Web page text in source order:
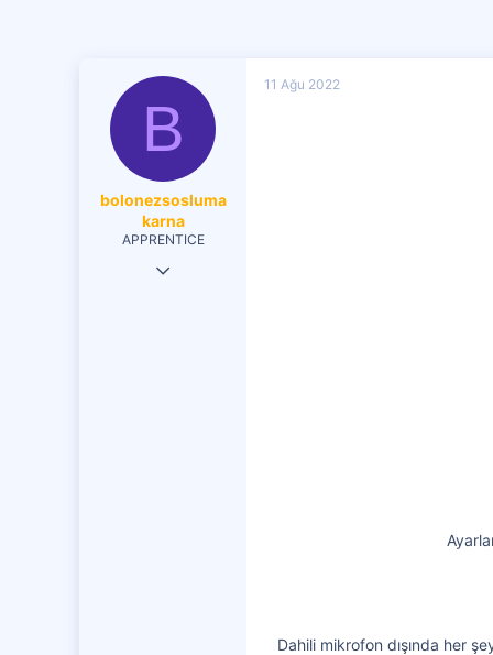
B
bolonezsosluma
karna
APPRENTICE
2 Ağu 2022
11 Ağu 2022
Dahili mikrofon dışında her